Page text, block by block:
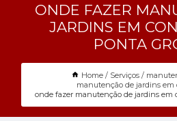
ONDE FAZER
JARDINS EM
PONTA
Home Serviços
manutenção de jardins em
onde fazer manutenção de jardins em